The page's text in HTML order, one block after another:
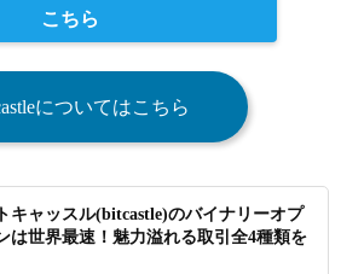
こちら
についてはこちら
キャッスル(bitcastle)のバイナリーオプ
は世界最速！魅力溢れる取引全4種類を